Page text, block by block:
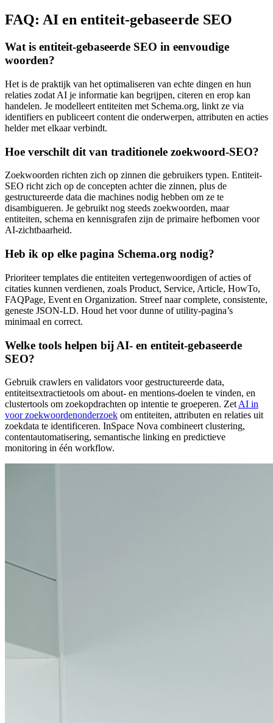
FAQ: AI en entiteit-gebaseerde SEO
Wat is entiteit-gebaseerde SEO in eenvoudige
woorden?
Het is de praktijk van het optimaliseren van echte dingen en hun
relaties zodat AI je informatie kan begrijpen, citeren en erop kan
handelen. Je modelleert entiteiten met Schema.org, linkt ze via
identifiers en publiceert content die onderwerpen, attributen en acties
helder met elkaar verbindt.
Hoe verschilt dit van traditionele zoekwoord-SEO?
Zoekwoorden richten zich op zinnen die gebruikers typen. Entiteit-
SEO richt zich op de concepten achter die zinnen, plus de
gestructureerde data die machines nodig hebben om ze te
disambigueren. Je gebruikt nog steeds zoekwoorden, maar
entiteiten, schema en kennisgrafen zijn de primaire hefbomen voor
AI-zichtbaarheid.
Heb ik op elke pagina Schema.org nodig?
Prioriteer templates die entiteiten vertegenwoordigen of acties of
citaties kunnen verdienen, zoals Product, Service, Article, HowTo,
FAQPage, Event en Organization. Streef naar complete, consistente,
geneste JSON-LD. Houd het voor dunne of utility-pagina’s
minimaal en correct.
Welke tools helpen bij AI- en entiteit-gebaseerde
SEO?
Gebruik crawlers en validators voor gestructureerde data,
entiteitsextractietools om about- en mentions-doelen te vinden, en
clustertools om zoekopdrachten op intentie te groeperen. Zet AI in
voor zoekwoordenonderzoek om entiteiten, attributen en relaties uit
zoekdata te identificeren. InSpace Nova combineert clustering,
contentautomatisering, semantische linking en predictieve
monitoring in één workflow.